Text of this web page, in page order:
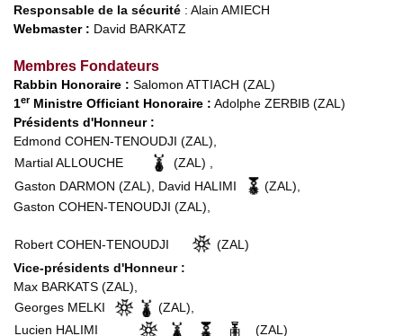
Responsable de la sécurité : Alain AMIECH
Webmaster : David BARKATZ
Membres Fondateurs
Rabbin Honoraire : Salomon ATTIACH (ZAL)
1erMinistre Officiant Honoraire : Adolphe ZERBIB (ZAL)
Présidents d'Honneur :
Edmond COHEN-TENOUDJI (ZAL),
Martial ALLOUCHE
(ZAL) ,
Gaston DARMON (ZAL), David HALIMI
(ZAL),
Gaston COHEN-TENOUDJI (ZAL),
Robert COHEN-TENOUDJI
(ZAL)
Vice-présidents d'Honneur :
Max BARKATS (ZAL),
Georges MELKI
(ZAL),
Lucien HALIMI
(ZAL)